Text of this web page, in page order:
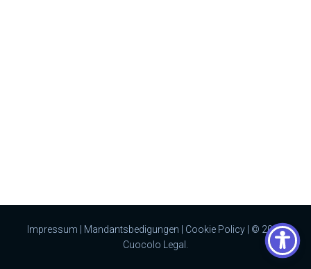
Impressum Mandantsbedigungen Cookie Policy | © 2023
Cuocolo Legal.